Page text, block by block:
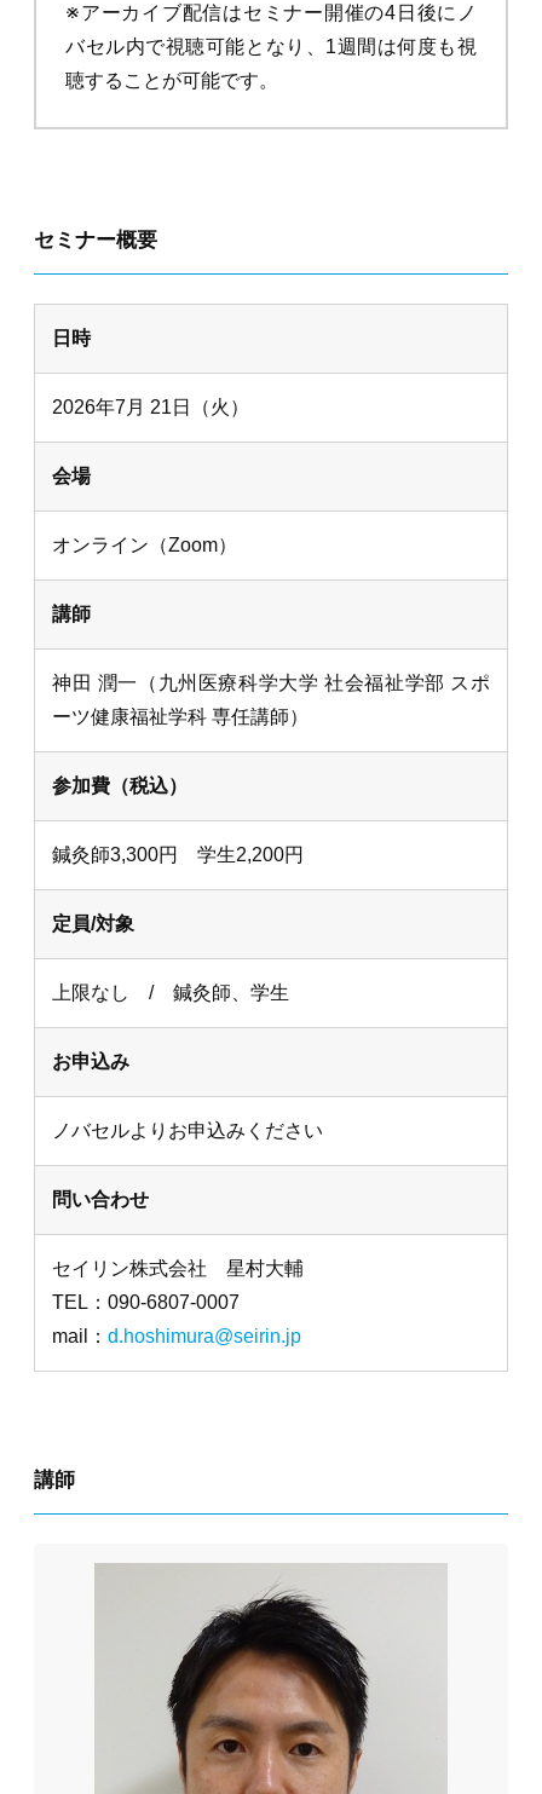
※アーカイブ配信はセミナー開催の4日後にノ
バセル内で視聴可能となり、1週間は何度も視
聴することが可能です。
セミナー概要
日時
2026年7月 21日（火）
会場
オンライン（Zoom）
講師
神田 潤一（九州医療科学大学 社会福祉学部 スポ
ーツ健康福祉学科 専任講師）
参加費（税込）
鍼灸師3,300円 学生2,200円
定員/対象
上限なし / 鍼灸師、学生
お申込み
ノバセルよりお申込みください
問い合わせ
セイリン株式会社 星村大輔
TEL：090-6807-0007
mail： d.hoshimura@seirin.jp
講師